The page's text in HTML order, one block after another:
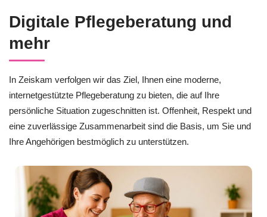
Digitale Pflegeberatung und
mehr
In Zeiskam verfolgen wir das Ziel, Ihnen eine moderne,
internetgestützte Pflegeberatung zu bieten, die auf Ihre
persönliche Situation zugeschnitten ist. Offenheit, Respekt und
eine zuverlässige Zusammenarbeit sind die Basis, um Sie und
Ihre Angehörigen bestmöglich zu unterstützen.